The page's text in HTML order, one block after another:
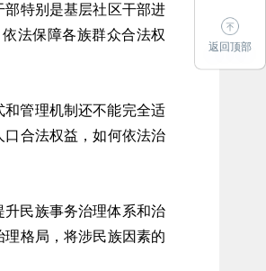
特别是基层社区干部进
法保障各族群众合法权
管理机制还不能完全适
合法权益，如何依法治
民族事务治理体系和治
格局，将涉民族因素的
返回顶部